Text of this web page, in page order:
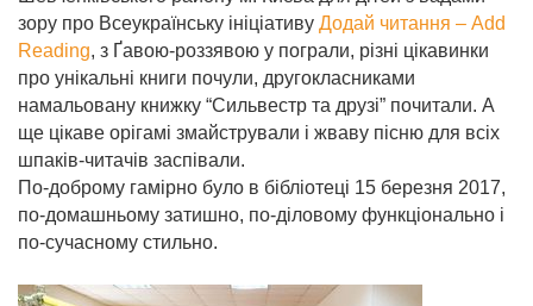
зору про Всеукраїнську ініціативу Додай читання – Add
Reading, з Ґавою-роззявою у пограли, різні цікавинки
про унікальні книги почули, другокласниками
намальовану книжку “Сильвестр та друзі” почитали. А
ще цікаве орігамі змайстрували і жваву пісню для всіх
шпаків-читачів заспівали.
По-доброму гамірно було в бібліотеці 15 березня 2017,
по-домашньому затишно, по-діловому функціонально і
по-сучасному стильно.